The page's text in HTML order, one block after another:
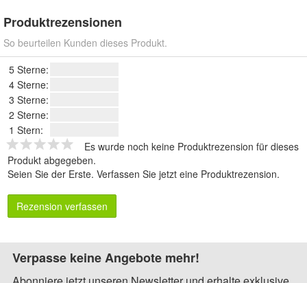
Produktrezensionen
So beurteilen Kunden dieses Produkt.
5 Sterne:
4 Sterne:
3 Sterne:
2 Sterne:
1 Stern:
Es wurde noch keine Produktrezension für dieses
Produkt abgegeben.
Seien Sie der Erste. Verfassen Sie jetzt eine Produktrezension.
Rezension verfassen
Verpasse keine Angebote mehr!